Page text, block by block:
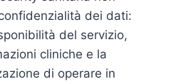
dei dati:
del servizio,
cliniche e la
di operare in